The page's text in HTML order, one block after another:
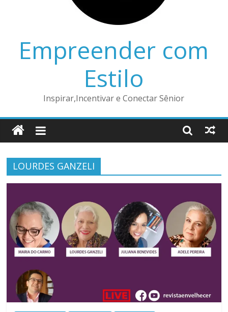
Empreender com
Estilo
Inspirar,Incentivar e Conectar Sênior
LOURDES GANZELI